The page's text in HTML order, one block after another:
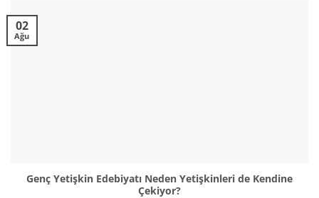
Genç Yetişkin Edebiyatı Neden Yetişkinleri de Kendine
Çekiyor?
02
Ağu